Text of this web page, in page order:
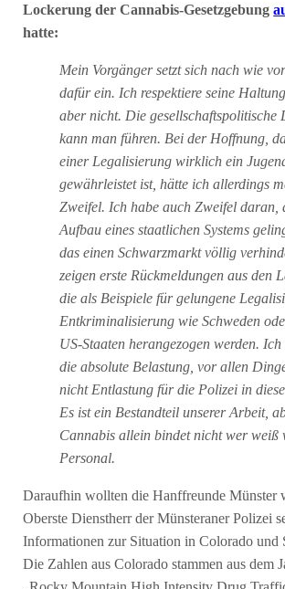
Lockerung der Cannabis-Gesetzgebung
hatte:
Mein Vorgänger setzt sich nach wie
dafür ein. Ich respektiere seine
aber nicht. Die gesellschaftspolitische
kann man führen. Bei der Hoffnung,
einer Legalisierung wirklich ein
gewährleistet ist, hätte ich allerdings
Zweifel. Ich habe auch Zweifel daran,
Aufbau eines staatlichen Systems
das einen Schwarzmarkt völlig
zeigen erste Rückmeldungen aus den
die als Beispiele für gelungene
Entkriminalisierung wie Schweden
US-Staaten herangezogen werden. Ich
die absolute Belastung, vor allen
nicht Entlastung für die Polizei in
Es ist ein Bestandteil unserer Arbeit,
Cannabis allein bindet nicht wer weiß
Personal.
Daraufhin wollten die Hanffreunde Münster
Oberste Dienstherr der Münsteraner Polizei
Informationen zur Situation in Colorado und
Die Zahlen aus Colorado stammen aus dem